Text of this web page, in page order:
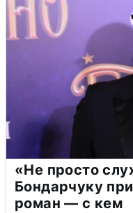
«Не просто
Бондарчуку
роман — с кем